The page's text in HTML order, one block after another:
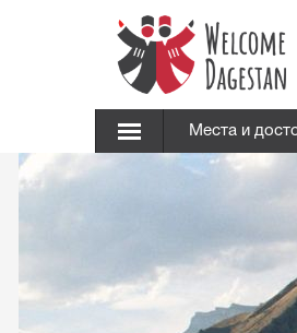
Места и